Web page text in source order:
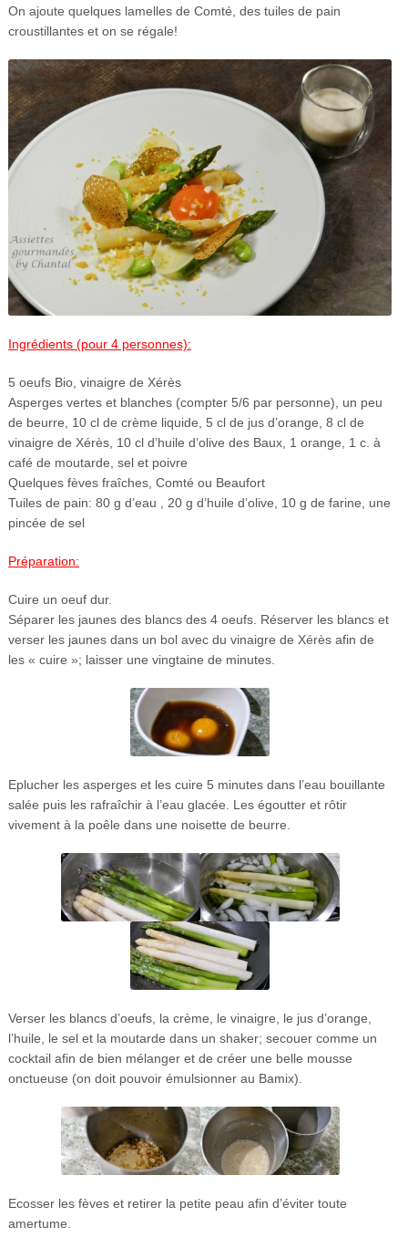
On ajoute quelques lamelles de Comté, des tuiles de pain
croustillantes et on se régale!
Ingrédients (pour 4 personnes):
5 oeufs Bio, vinaigre de Xérès
Asperges vertes et blanches (compter 5/6 par personne), un peu
de beurre, 10 cl de crème liquide, 5 cl de jus d’orange, 8 cl de
vinaigre de Xérès, 10 cl d’huile d’olive des Baux, 1 orange, 1 c. à
café de moutarde, sel et poivre
Quelques fèves fraîches, Comté ou Beaufort
Tuiles de pain: 80 g d’eau , 20 g d’huile d’olive, 10 g de farine, une
pincée de sel
Préparation:
Cuire un oeuf dur.
Séparer les jaunes des blancs des 4 oeufs. Réserver les blancs et
verser les jaunes dans un bol avec du vinaigre de Xérès afin de
les « cuire »; laisser une vingtaine de minutes.
Eplucher les asperges et les cuire 5 minutes dans l’eau bouillante
salée puis les rafraîchir à l’eau glacée. Les égoutter et rôtir
vivement à la poêle dans une noisette de beurre.
Verser les blancs d’oeufs, la crème, le vinaigre, le jus d’orange,
l’huile, le sel et la moutarde dans un shaker; secouer comme un
cocktail afin de bien mélanger et de créer une belle mousse
onctueuse (on doit pouvoir émulsionner au Bamix).
Ecosser les fèves et retirer la petite peau afin d’éviter toute
amertume.